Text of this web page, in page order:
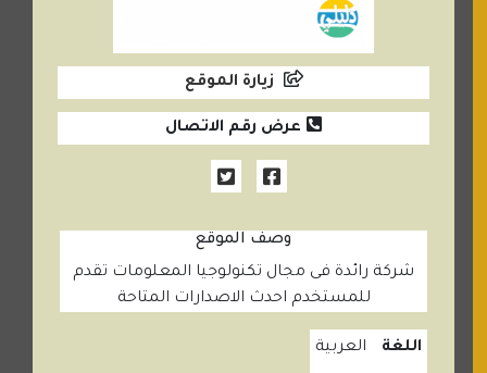
زيارة الموقع
عرض رقم الاتصال
وصف الموقع
شركة رائدة فى مجال تكنولوجيا المعلومات تقدم
للمستخدم احدث الاصدارات المتاحة
اللغة العربية